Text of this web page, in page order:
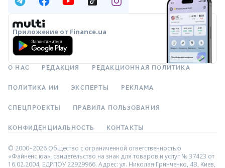
Приложение от Finance.ua
О НАС РЕДАКЦИЯ РЕДАКЦИОННАЯ ПОЛИТИКА
ПОЛИТИКА ИИ ЭКСПЕРТЫ РЕКЛАМА
СПЕЦПРОЕКТЫ ПРАВИЛА ПОЛЬЗОВАНИЯ
КОНФИДЕНЦИАЛЬНОСТЬ КОНТАКТЫ
© 2000–2026 Общество с ограниченной ответственностью
«Файненс.юа», свидетельство на знак для товаров и услуг № 37423 от
16.02.2004, ЕДРПОУ 22929966. Адрес: ул. Николая Гринченко, 4В, Киев,